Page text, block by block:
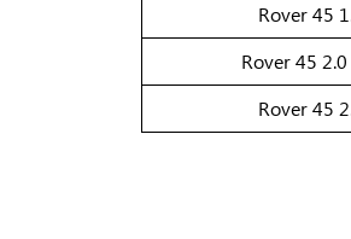
Rover 45
Rover 45 2.0
Rover 45